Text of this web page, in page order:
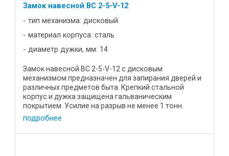
Замок навесной BC 2-5-V-12
тип механизма: дисковый
материал корпуса: сталь
диаметр дужки, мм: 14
Замок навесной ВС 2-5-V-12 с дисковым
механизмом предназначен для запирания дверей и
различных предметов быта. Крепкий стальной
корпус и дужка защищена гальваническим
покрытием. Усилие на разрыв не менее 1 тонн.
Характеристики: Цена, р 19,5 Диаметр ...
подробнее